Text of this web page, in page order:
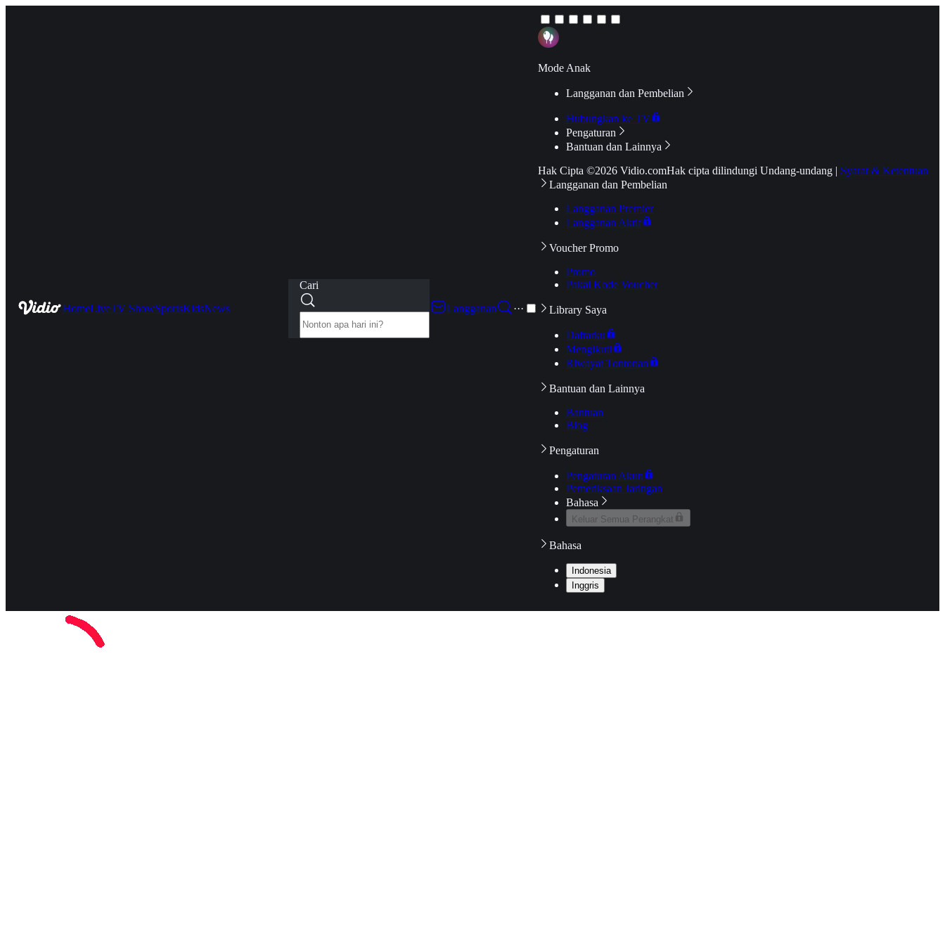
HomeLiveTV ShowSportsKidsNews
Cari
Langganan
···
Mode Anak
Langganan dan Pembelian
Hubungkan ke TV
Pengaturan
Bantuan dan Lainnya
Hak Cipta ©2026 Vidio.comHak cipta dilindungi Undang-undang | Syarat & Ketentuan
Langganan dan Pembelian
Langganan Premier
Langganan Aktif
Voucher Promo
Promo
Pakai Kode Voucher
Library Saya
Daftarku
Mengikuti
Riwayat Tontonan
Bantuan dan Lainnya
Bantuan
Blog
Pengaturan
Pengaturan Akun
Pemeriksaan Jaringan
Bahasa
Keluar Semua Perangkat
Bahasa
Indonesia
Inggris